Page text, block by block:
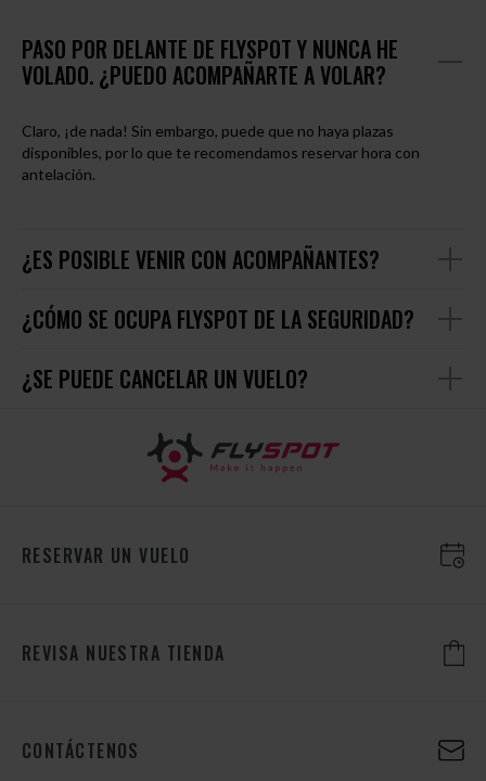
PASO POR DELANTE DE FLYSPOT Y NUNCA HE
VOLADO. ¿PUEDO ACOMPAÑARTE A VOLAR?
Claro, ¡de nada! Sin embargo, puede que no haya plazas
disponibles, por lo que te recomendamos reservar hora con
antelación.
¿ES POSIBLE VENIR CON ACOMPAÑANTES?
¿CÓMO SE OCUPA FLYSPOT DE LA SEGURIDAD?
¿SE PUEDE CANCELAR UN VUELO?
RESERVAR UN VUELO
REVISA NUESTRA TIENDA
CONTÁCTENOS